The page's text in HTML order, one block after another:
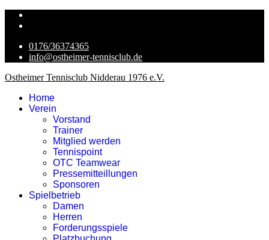
0176/36374365
info@ostheimer-tennisclub.de
Ostheimer Tennisclub Nidderau 1976 e.V.
Home
Verein
Vorstand
Trainer
Mitglied werden
Tennispoint
OTC Teamwear
Pressemitteillungen
Sponsoren
Spielbetrieb
Damen
Herren
Forderungsspiele